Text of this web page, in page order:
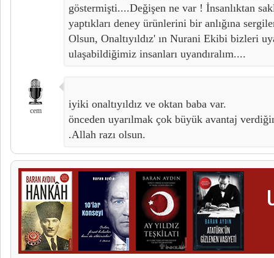
göstermişti....Değişen ne var ! İnsanlıktan
yaptıkları deney ürünlerini bir anlığına
Olsun, Onaltıyıldız' ın Nurani Ekibi bizleri
ulaşabildiğimiz insanları uyandıralım....
cem
iyiki onaltıyıldız ve oktan baba var.
önceden uyarılmak çok büyük avantaj
.Allah razı olsun.